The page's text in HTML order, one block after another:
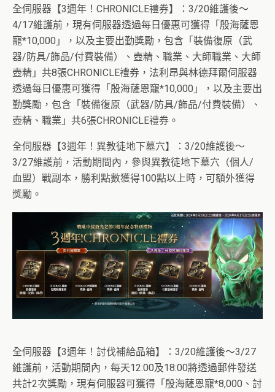
全伺服器【3週年！CHRONICLE禮券】：3/20維護後～
4/17維護前，現有伺服器透過每日優惠可獲得「殷海薩恩
寵*10,000」，以及主要出勤獎勵，包含「裝備復原（武
器/防具/飾品/付費裝備）、壺精、職業、大師職業、大師
壺精」共8張CHRONICLE禮券，法利昂與林德拜爾伺服器
透過每日優惠可獲得「殷海薩恩寵*10,000」，以及主要出
勤獎勵，包含「裝備復原（武器/防具/飾品/付費裝備）、
壺精、職業」共6張CHRONICLE禮券。
全伺服器【3週年！異教徒地下墓穴】：3/20維護後～
3/27維護前，活動期間內，參與異教徒地下墓穴（個人/
血盟）戰副本，勝利點數獲得100點以上時，可額外獲得
獎勵。
全伺服器【3週年！討伐補給品箱】：3/20維護後～3/27
維護前，活動期間內，每天12:00及18:00將透過郵件發送
共計2次獎勵，現有伺服器可獲得「殷海薩恩寵*8,000、討